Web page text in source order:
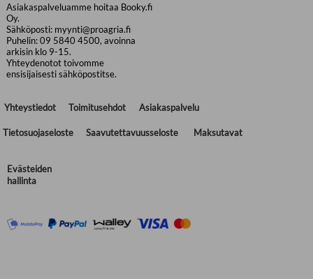
Asiakaspalveluamme hoitaa Booky.fi
Oy.
Sähköposti: myynti@proagria.fi
Puhelin: 09 5840 4500, avoinna
arkisin klo 9-15.
Yhteydenotot toivomme
ensisijaisesti sähköpostitse.
Yhteystiedot Toimitusehdot Asiakaspalvelu
Tietosuojaseloste Saavutettavuusseloste Maksutavat
Evästeiden
hallinta